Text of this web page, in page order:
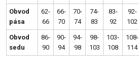
Obvod
pása
62-
66
66-
70
70-
74
74-
83
83-
92
92-
102
Obvod
sedu
86-
90
90-
94
94-
98
98-
103
103-
108
108-
114